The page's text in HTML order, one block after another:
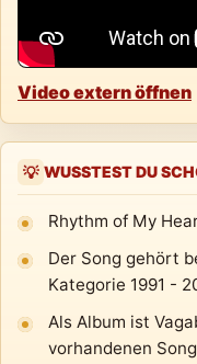
Video extern öffnen
💡 WUSSTEST DU
Rhythm of My
Der Song gehört
Kategorie 1991 -
Als Album ist
vorhandenen